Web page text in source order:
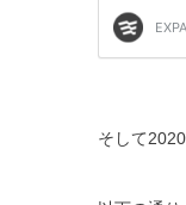
そして